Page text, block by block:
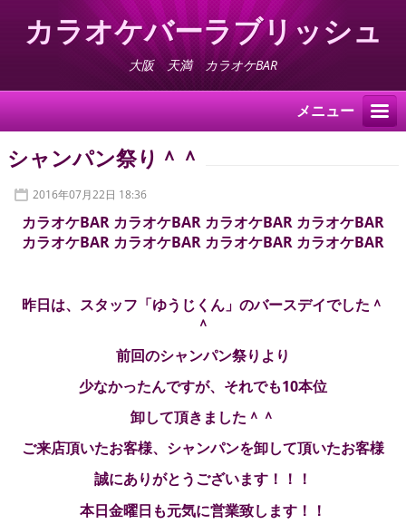
カラオケバーラブリッシュ
大阪 天満 カラオケBAR
メニュー
シャンパン祭り＾＾
2016年07月22日 18:36
カラオケBAR カラオケBAR カラオケBAR カラオケBAR
カラオケBAR カラオケBAR カラオケBAR カラオケBAR
昨日は、スタッフ「ゆうじくん」のバースデイでした＾
＾
前回のシャンパン祭りより
少なかったんですが、それでも10本位
卸して頂きました＾＾
ご来店頂いたお客様、シャンパンを卸して頂いたお客様
誠にありがとうございます！！！
本日金曜日も元気に営業致します！！